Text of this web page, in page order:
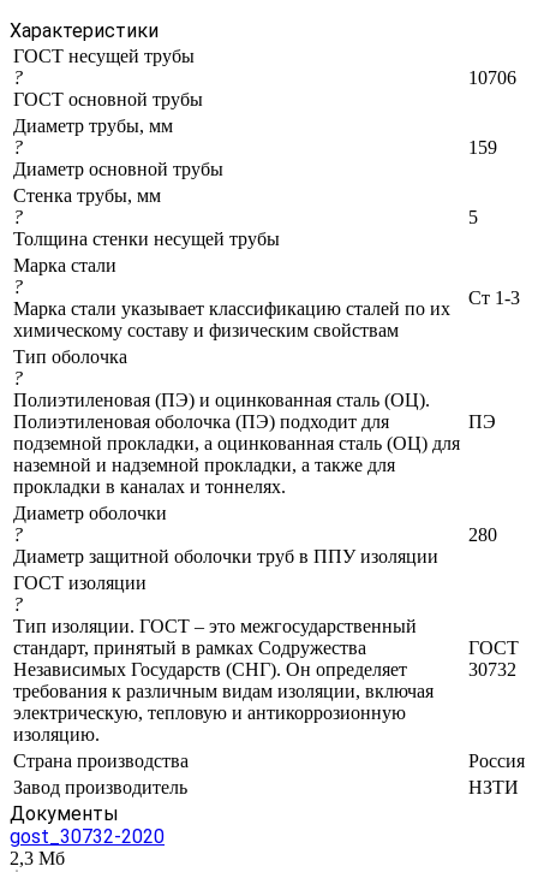
Характеристики
ГОСТ несущей трубы
?
ГОСТ основной трубы
10706
Диаметр трубы, мм
?
Диаметр основной трубы
159
Стенка трубы, мм
?
Толщина стенки несущей трубы
5
Марка стали
?
Марка стали указывает классификацию сталей по их
химическому составу и физическим свойствам
Ст 1-3
Тип оболочка
?
Полиэтиленовая (ПЭ) и оцинкованная сталь (ОЦ).
Полиэтиленовая оболочка (ПЭ) подходит для
подземной прокладки, а оцинкованная сталь (ОЦ) для
наземной и надземной прокладки, а также для
прокладки в каналах и тоннелях.
ПЭ
Диаметр оболочки
?
Диаметр защитной оболочки труб в ППУ изоляции
280
ГОСТ изоляции
?
Тип изоляции. ГОСТ – это межгосударственный
стандарт, принятый в рамках Содружества
Независимых Государств (СНГ). Он определяет
требования к различным видам изоляции, включая
электрическую, тепловую и антикоррозионную
изоляцию.
ГОСТ
30732
Страна производства
Россия
Завод производитель
НЗТИ
Документы
gost_30732-2020
2,3 Мб